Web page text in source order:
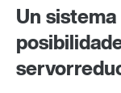
Un